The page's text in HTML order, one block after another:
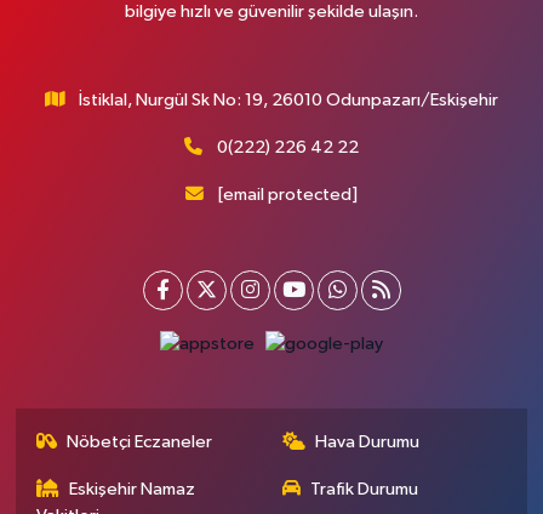
bilgiye hızlı ve güvenilir şekilde ulaşın.
İstiklal, Nurgül Sk No: 19, 26010 Odunpazarı/Eskişehir
0(222) 226 42 22
[email protected]
Nöbetçi Eczaneler Hava Durumu
Eskişehir Namaz
Trafik Durumu